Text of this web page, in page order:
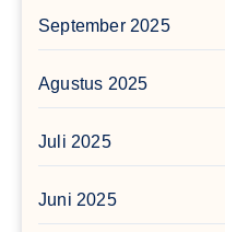
September 2025
Agustus 2025
Juli 2025
Juni 2025